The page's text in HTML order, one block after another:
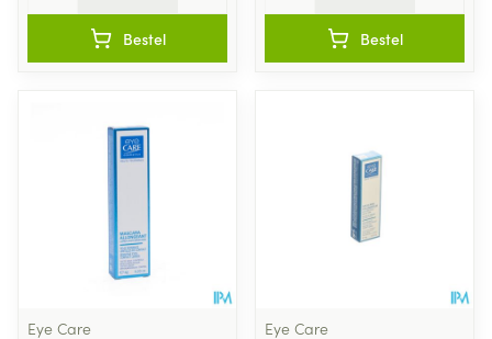
Bestel Bestel
Eye Care
Eye Care